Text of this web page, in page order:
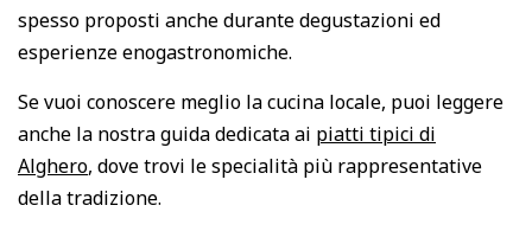
spesso proposti anche durante degustazioni ed
esperienze enogastronomiche.
Se vuoi conoscere meglio la cucina locale, puoi leggere
anche la nostra guida dedicata ai piatti tipici di
Alghero, dove trovi le specialità più rappresentative
della tradizione.